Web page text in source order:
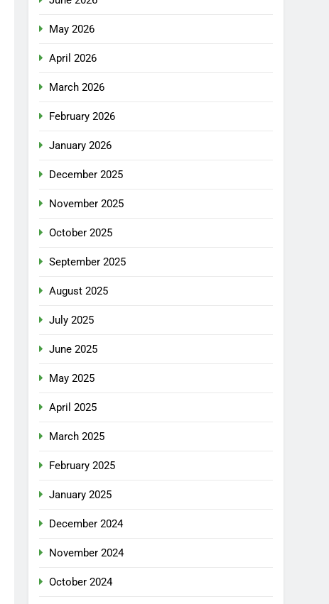
May 2026
April 2026
March 2026
February 2026
January 2026
December 2025
November 2025
October 2025
September 2025
August 2025
July 2025
June 2025
May 2025
April 2025
March 2025
February 2025
January 2025
December 2024
November 2024
October 2024